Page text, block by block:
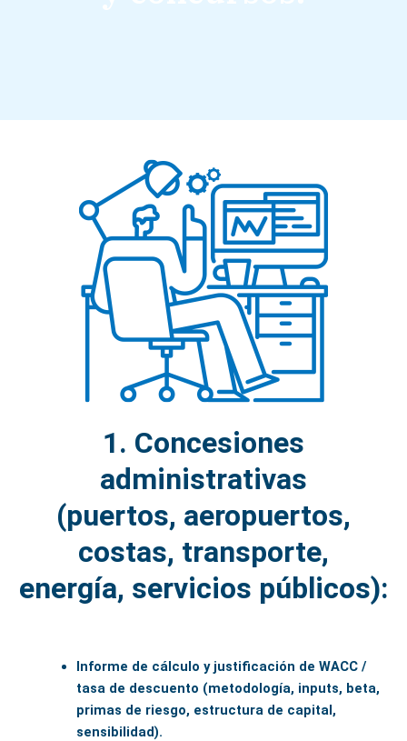
1. Concesiones
administrativas
(puertos, aeropuertos,
costas, transporte,
energía, servicios públicos):
Informe de cálculo y justificación de WACC /
tasa de descuento (metodología, inputs, beta,
primas de riesgo, estructura de capital,
sensibilidad).